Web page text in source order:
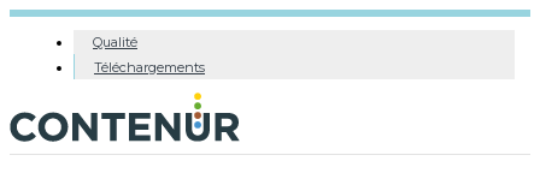
Qualité
Téléchargements